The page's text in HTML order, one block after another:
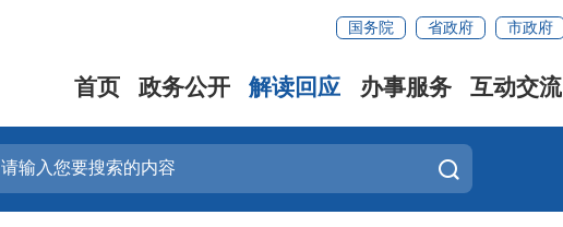
国务院 省政府 市政府
首页 政务公开 解读回应 办事服务 互动交流